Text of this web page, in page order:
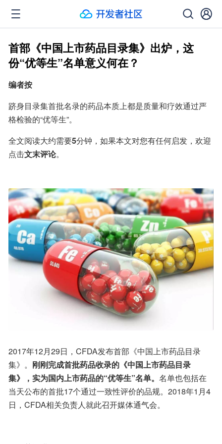
首部《中国上市药品目录集》出炉，这
份“优等生”名单意义何在？
编者按
跻身目录集首批名录的药品本质上都是质量和疗效通过严
格检验的“优等生”。
全文阅读大约需要5分钟，如果本文对您有任何启发，欢迎
点击文末评论。
2017年12月29日，CFDA发布首部《中国上市药品目录
集》。 刚刚完成首批药品收录的《中国上市药品目录
集》，实为国内上市药品的“优等生”名单。 名单也包括在
当天公布的首批17个通过一致性评价的品规。2018年1月4
日，CFDA相关负责人就此召开媒体通气会。